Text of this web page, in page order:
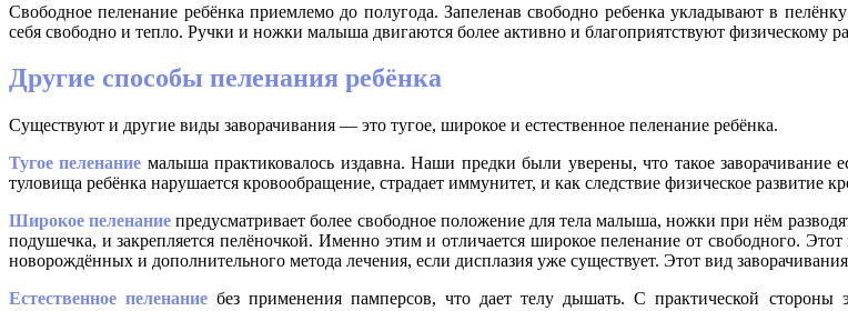
Свободное пеленание ребёнка приемлемо до полугода. Запеленав свободно ребенка укладывают в
себя свободно и тепло. Ручки и ножки малыша двигаются более активно и благоприятствуют физическому
Другие способы пеленания ребёнка
Существуют и другие виды заворачивания — это тугое, широкое и естественное пеленание ребёнка.
Тугое пеленание малыша практиковалось издавна. Наши предки были уверены, что такое заворачивание
туловища ребёнка нарушается кровообращение, страдает иммунитет, и как следствие физическое
Широкое пеленание предусматривает более свободное положение для тела малыша, ножки при нём
подушечка, и закрепляется пелёночкой. Именно этим и отличается широкое пеленание от свободного.
новорождённых и дополнительного метода лечения, если дисплазия уже существует. Этот вид
Естественное пеленание без применения памперсов, что дает телу дышать. С практической